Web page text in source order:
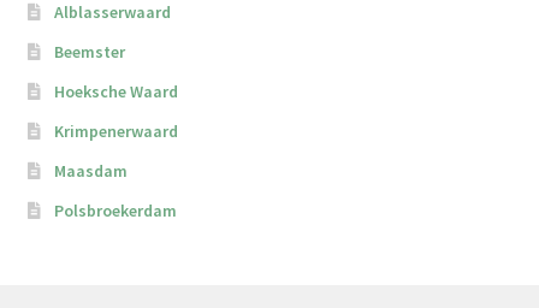
Alblasserwaard
Beemster
Hoeksche Waard
Krimpenerwaard
Maasdam
Polsbroekerdam